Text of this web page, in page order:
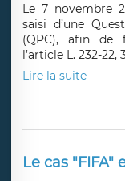
Le 7 novembre
saisi d’une
(QPC), afin de
l’article L. 232-
Lire la suite
Le cas